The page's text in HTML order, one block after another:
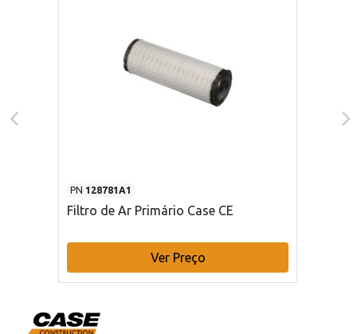
PN 128781A1
Filtro de Ar Primário Case CE
Ver Preço